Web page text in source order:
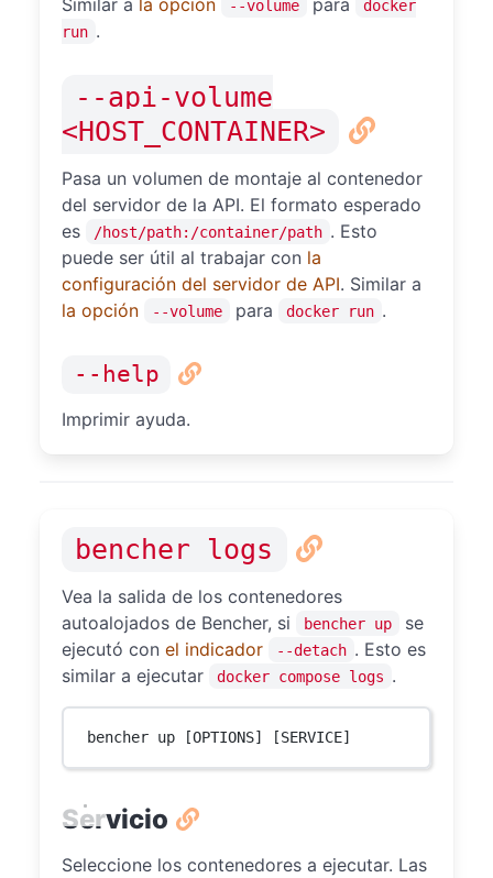
--volume
docker
run .
--api-volume
<HOST_CONTAINER>
Pasa un volumen de montaje al contenedor
del servidor de la API. El formato esperado
es
/host/path:/container/path . Esto
puede ser útil al trabajar con la
configuración del servidor de API. Similar a
la opción
--volume para docker run .
--help
Imprimir ayuda.
bencher logs
Vea la salida de los contenedores
autoalojados de Bencher, si
bencher up
se
ejecutó con el indicador --detach . Esto es
similar a ejecutar
docker compose logs .
bencher up [OPTIONS] [SERVICE]
Servicio
Seleccione los contenedores a ejecutar. Las